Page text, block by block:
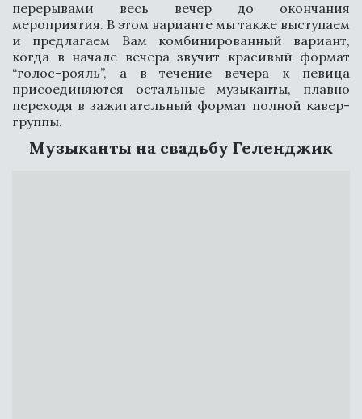
перерывами весь вечер до окончания
мероприятия. В этом варианте мы также выступаем
и предлагаем Вам комбинированный вариант,
когда в начале вечера звучит красивый формат
“голос-рояль”, а в течение вечера к певица
присоединяются остальные музыканты, плавно
переходя в зажигательный формат полной кавер-
группы.
Музыканты на свадьбу Геленджик